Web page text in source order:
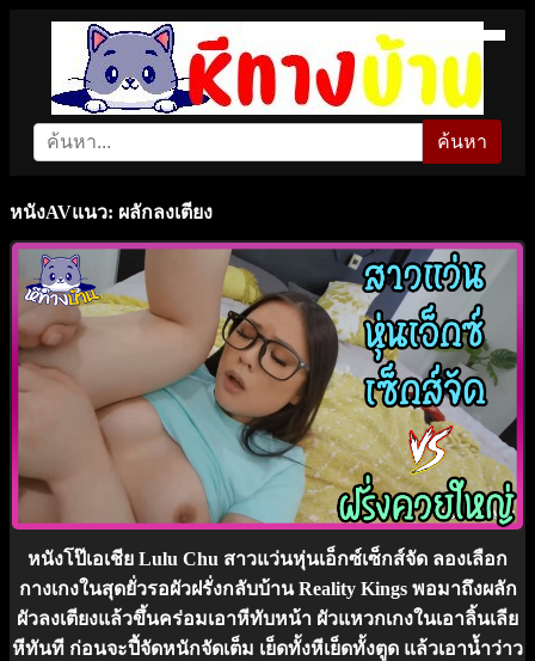
ค้นหา
หนังAVแนว: ผลักลงเตียง
หนังโป๊เอเชีย Lulu Chu สาวแว่นหุ่นเอ็กซ์เซ็กส์จัด ลองเลือก
กางเกงในสุดยั่วรอผัวฝรั่งกลับบ้าน Reality Kings พอมาถึงผลัก
ผัวลงเตียงแล้วขึ้นคร่อมเอาหีทับหน้า ผัวแหวกเกงในเอาลิ้นเลีย
หีทันที ก่อนจะปี้จัดหนักจัดเต็ม เย็ดทั้งหีเย็ดทั้งตูด แล้วเอาน้ำว่าว